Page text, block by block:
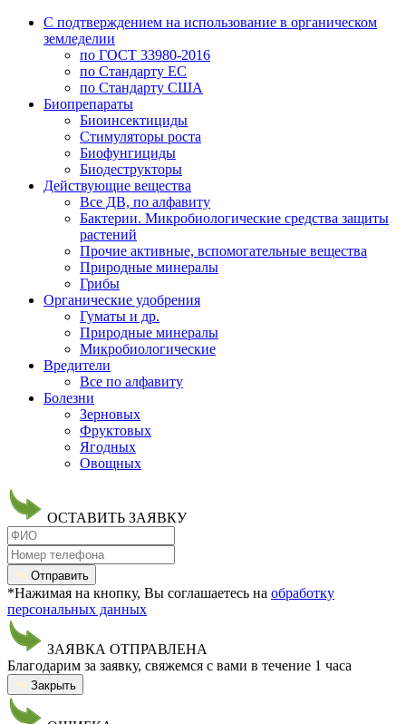
С подтверждением на использование в органическом
земледелии
по ГОСТ 33980-2016
по Стандарту ЕС
по Стандарту США
Биопрепараты
Биоинсектициды
Стимуляторы роста
Биофунгициды
Биодеструкторы
Действующие вещества
Все ДВ, по алфавиту
Бактерии. Микробиологические средства защиты
растений
Прочие активные, вспомогательные вещества
Природные минералы
Грибы
Органические удобрения
Гуматы и др.
Природные минералы
Микробиологические
Вредители
Все по алфавиту
Болезни
Зерновых
Фруктовых
Ягодных
Овощных
ОСТАВИТЬ ЗАЯВКУ
Отправить
*Нажимая на кнопку, Вы соглашаетесь на обработку
персональных данных
ЗАЯВКА ОТПРАВЛЕНА
Благодарим за заявку, свяжемся с вами в течение 1 часа
Закрыть